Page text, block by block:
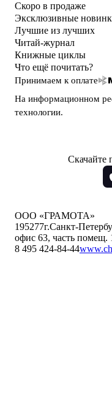
Скоро в продаже
Эксклюзивные
Лучшие из лучших
Читай-журнал
Книжные циклы
Что ещё почитать?
Принимаем к оплате
На информационном
технологии.
Скачайте
ООО «ГРАМОТА»
195277г.Санкт-
офис 63, часть помещ.
8 495 424-84-44